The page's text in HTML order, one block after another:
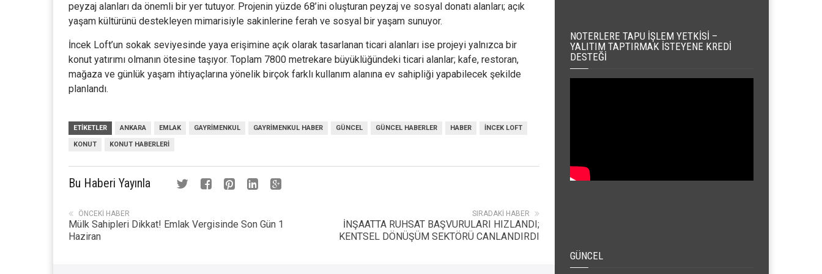
peyzaj alanları da önemli bir yer tutuyor. Projenin yüzde 68’ini oluşturan peyzaj ve sosyal donatı alanları; açık
yaşam kültürünü destekleyen mimarisiyle sakinlerine ferah ve sosyal bir yaşam sunuyor.
İncek Loft’un sokak seviyesinde yaya erişimine açık olarak tasarlanan ticari alanları ise projeyi yalnızca bir
konut yatırımı olmanın ötesine taşıyor. Toplam 7800 metrekare büyüklüğündeki ticari alanlar; kafe, restoran,
mağaza ve günlük yaşam ihtiyaçlarına yönelik birçok farklı kullanım alanına ev sahipliği yapabilecek şekilde
planlandı.
ETIKETLER ANKARA EMLAK GAYRIMENKUL GAYRIMENKUL HABER GÜNCEL GÜNCEL HABERLER HABER INCEK LOFT
KONUT KONUT HABERLERI
Bu Haberi Yayınla
SIRADAKI HABER
İNŞAATTA RUHSAT BAŞVURULARI HIZLANDI;
KENTSEL DÖNÜŞÜM SEKTÖRÜ CANLANDIRDI
ÖNCEKI HABER
Mülk Sahipleri Dikkat! Emlak Vergisinde Son Gün 1
Haziran
NOTERLERE TAPU İŞLEM YETKISI –
YALITIM TAPTIRMAK İSTEYENE KREDI
DESTEĞI
GÜNCEL